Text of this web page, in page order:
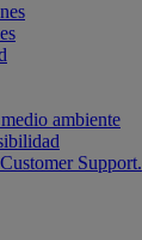
ambiente
Support.